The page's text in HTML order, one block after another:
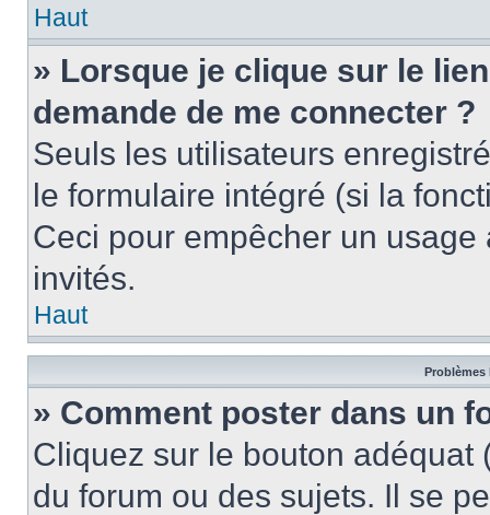
Haut
» Lorsque je clique sur le
demande de me connecter ?
Seuls les utilisateurs
le formulaire intégré (si la
Ceci pour empêcher un
invités.
Haut
Problèmes
» Comment poster dans un
Cliquez sur le bouton
du forum ou des sujets. Il se